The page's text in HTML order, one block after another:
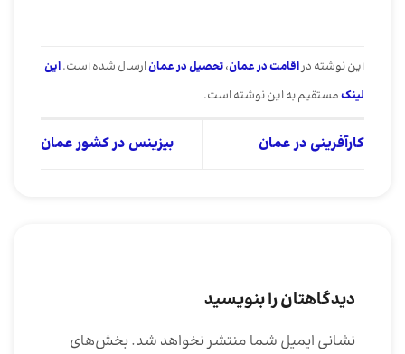
این نوشته دراقامت در عمان،تحصیل در عمانارسال شده است.این
لینکمستقیم به این نوشته است.
کارآفرینی در عمان بیزینس در کشور عمان
دیدگاهتان را بنویسید
نشانی ایمیل شما منتشر نخواهد شد. بخش‌های